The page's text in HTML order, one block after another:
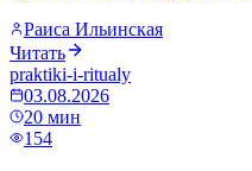
Раиса Ильинская
Читать
praktiki-i-ritualy
03.08.2026
20 мин
154